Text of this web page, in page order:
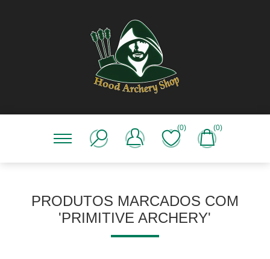
(0) (0)
PRODUTOS MARCADOS COM
'PRIMITIVE ARCHERY'